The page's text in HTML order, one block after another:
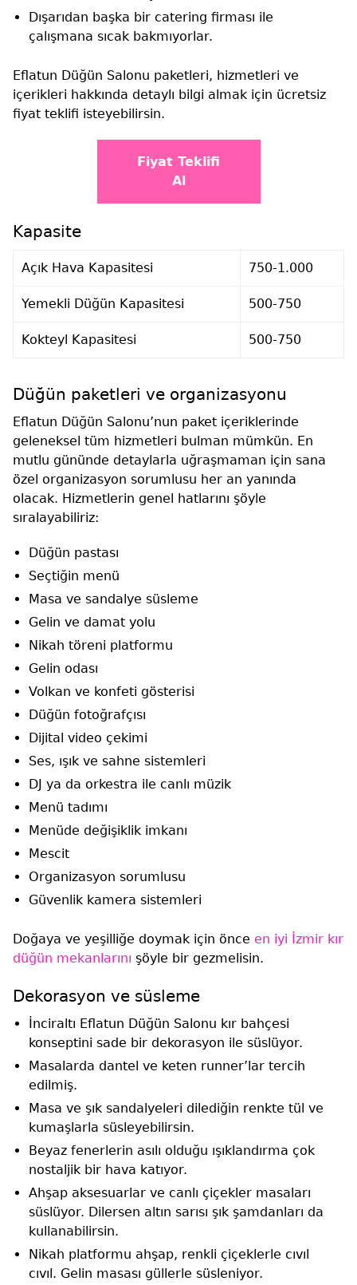
Dışarıdan başka bir catering firması ile
çalışmana sıcak bakmıyorlar.
Eflatun Düğün Salonu paketleri, hizmetleri ve
içerikleri hakkında detaylı bilgi almak için ücretsiz
fiyat teklifi isteyebilirsin.
Fiyat Teklifi
Al
Kapasite
Açık Hava Kapasitesi 750-1.000
Yemekli Düğün Kapasitesi 500-750
Kokteyl Kapasitesi 500-750
Düğün paketleri ve organizasyonu
Eflatun Düğün Salonu’nun paket içeriklerinde
geleneksel tüm hizmetleri bulman mümkün. En
mutlu gününde detaylarla uğraşmaman için sana
özel organizasyon sorumlusu her an yanında
olacak. Hizmetlerin genel hatlarını şöyle
sıralayabiliriz:
Düğün pastası
Seçtiğin menü
Masa ve sandalye süsleme
Gelin ve damat yolu
Nikah töreni platformu
Gelin odası
Volkan ve konfeti gösterisi
Düğün fotoğrafçısı
Dijital video çekimi
Ses, ışık ve sahne sistemleri
DJ ya da orkestra ile canlı müzik
Menü tadımı
Menüde değişiklik imkanı
Mescit
Organizasyon sorumlusu
Güvenlik kamera sistemleri
Doğaya ve yeşilliğe doymak için önce en iyi İzmir kır
düğün mekanlarını şöyle bir gezmelisin.
Dekorasyon ve süsleme
İnciraltı Eflatun Düğün Salonu kır bahçesi
konseptini sade bir dekorasyon ile süslüyor.
Masalarda dantel ve keten runner’lar tercih
edilmiş.
Masa ve şık sandalyeleri dilediğin renkte tül ve
kumaşlarla süsleyebilirsin.
Beyaz fenerlerin asılı olduğu ışıklandırma çok
nostaljik bir hava katıyor.
Ahşap aksesuarlar ve canlı çiçekler masaları
süslüyor. Dilersen altın sarısı şık şamdanları da
kullanabilirsin.
Nikah platformu ahşap, renkli çiçeklerle cıvıl
cıvıl. Gelin masası güllerle süsleniyor.